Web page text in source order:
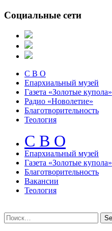
Социальные сети
С В О
Епархиальный музей
Газета «Золотые купола»
Радио «Новолетие»
Благотворительность
Теология
С В О
Епархиальный музeй
Газета «Золотые купола»
Благотворительность
Вакансии
Теология